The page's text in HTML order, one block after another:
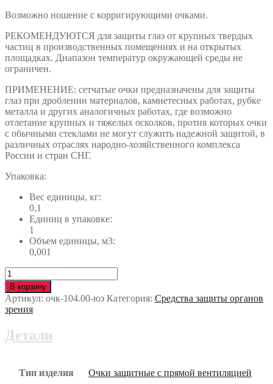
Возможно ношение с корригирующими очками.
РЕКОМЕНДУЮТСЯ для защиты глаз от крупных твердых
частиц в производственных помещениях и на открытых
площадках. Диапазон температур окружающей среды не
ограничен.
ПРИМЕНЕНИЕ: сетчатые очки предназначены для защиты
глаз при дроблении материалов, камнетесных работах, рубке
металла и других аналогичных работах, где возможно
отлетание крупных и тяжелых осколков, против которых очки
с обычными стеклами не могут служить надежной защитой, в
различных отраслях народно-хозяйственного комплекса
России и стран СНГ.
Упаковка:
Вес единицы, кг:
0,1
Единиц в упаковке:
1
Объем единицы, м3:
0,001
Количество
Очки
РОСОМЗ™
ЗП2
PANORAMA
(26206)
В корзину
Артикул: очк-104.00-юз Категория: Средства защиты органов
зрения
Детали
Тип изделия Очки защитные с прямой вентиляцией